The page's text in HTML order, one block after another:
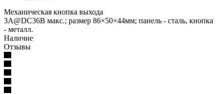
Механическая кнопка выхода
3A@DC36В макс.; размер 86×50×44мм; панель - сталь, кнопка
- металл.
Наличие
Отзывы